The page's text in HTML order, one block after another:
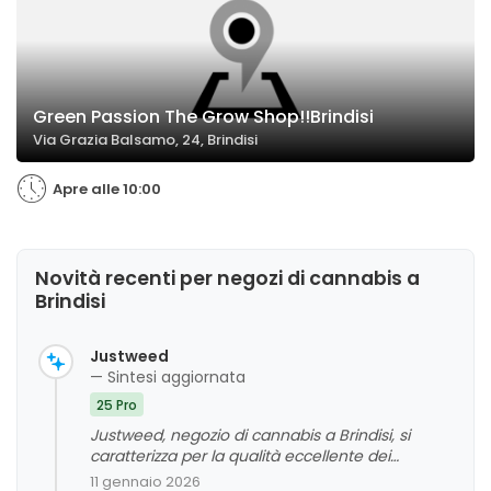
Green Passion The Grow Shop!!Brindisi
Via Grazia Balsamo, 24, Brindisi
Apre alle 10:00
Novità recenti per negozi di cannabis a
Brindisi
Justweed
— Sintesi aggiornata
25 Pro
Justweed, negozio di cannabis a Brindisi, si
caratterizza per la qualità eccellente dei
prodotti, la competenza e la cortesia del
11 gennaio 2026